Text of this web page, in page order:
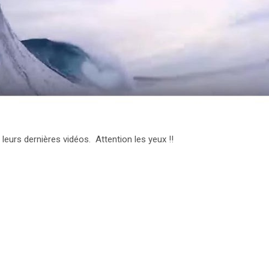
dernières vidéos. Attention les yeux !!